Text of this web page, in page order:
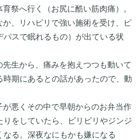
祭へ行く（お尻に酷い筋肉痛）。
、リハビリで強い施術を受け、ピ
パスで眠れるもの）が出ている状
生から、痛みを抱えつつも動いて
時期にあるとの話があったので、動
悪くその中で早朝からのお弁当作
りをしていたら、ビリビリやジンジ
なる。深夜なにもかも嫌になる